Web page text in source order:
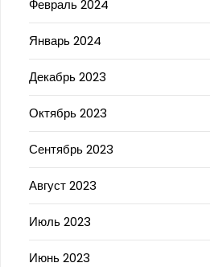
Февраль 2024
Январь 2024
Декабрь 2023
Октябрь 2023
Сентябрь 2023
Август 2023
Июль 2023
Июнь 2023